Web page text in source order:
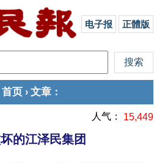
电子报 正體版
首页 › 文章 ：
人气： 15,449
的江泽民集团